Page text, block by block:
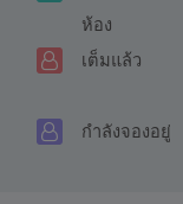
ห้อง
เต็มแล้ว
กำลังจองอยู่